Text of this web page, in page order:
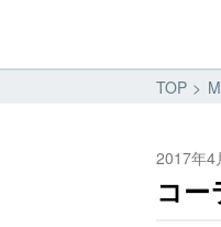
TOP
2017年4
コ